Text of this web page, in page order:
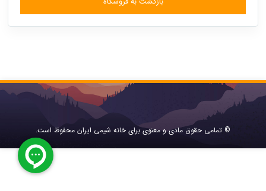
© تمامی حقوق مادی و معنوی برای خانه شیمی ایران محفوظ است.